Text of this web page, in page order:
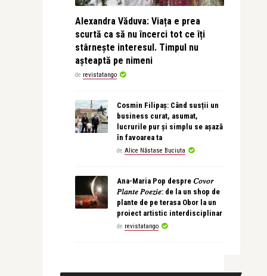
Alexandra Văduva: Viața e prea
scurtă ca să nu încerci tot ce îți
stârnește interesul. Timpul nu
așteaptă pe nimeni
de revistatango
Cosmin Filipaș: Când susții un
business curat, asumat,
lucrurile pur și simplu se așază
în favoarea ta
de Alice Năstase Buciuta
Ana-Maria Pop despre 𝐶𝑜𝑣𝑜𝑟
𝑃𝑙𝑎𝑛𝑡𝑒 𝑃𝑜𝑒𝑧𝑖𝑒: de la un shop de
plante de pe terasa Obor la un
proiect artistic interdisciplinar
de revistatango